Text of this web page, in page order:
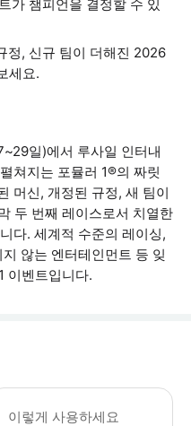
가 챔피언을 결정할 수 있
정, 신규 팀이 더해진 2026
세요.
일)에서 루사일 인터내
쳐지는 포뮬러 1®의 짜릿
머신, 개정된 규정, 새 팀이
두 번째 레이스로서 치열한
다. 세계적 수준의 레이싱,
않는 엔터테인먼트 등 잊
이벤트입니다.
요 공지* * 현장에서 문제가 발생
이렇게 사용하세요